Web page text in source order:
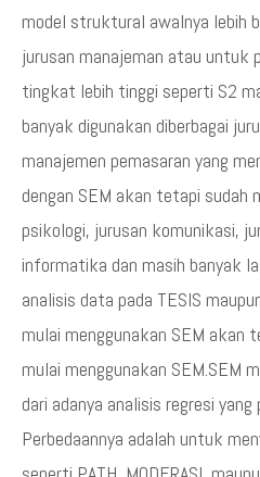
model struktural awalnya lebih
jurusan manajeman atau untuk
tingkat lebih tinggi seperti S2
banyak digunakan diberbagai
manajemen pemasaran yang
dengan SEM akan tetapi sudah
psikologi, jurusan komunikasi,
informatika dan masih banyak
analisis data pada TESIS
mulai menggunakan SEM akan
mulai menggunakan SEM.SEM
dari adanya analisis regresi
Perbedaannya adalah untuk